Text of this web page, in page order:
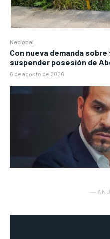
Nacional
Con nueva demanda
suspender posesión de
6 de agosto de 2026
―